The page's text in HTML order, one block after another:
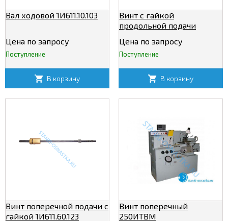
Вал ходовой 1И611.10.103
Цена по запросу
Поступление
В корзину
Винт с гайкой
продольной подачи
Цена по запросу
Поступление
В корзину
Винт поперечной подачи с
гайкой 1И611.60.123
Винт поперечный
250ИТВМ